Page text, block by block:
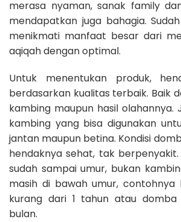
merasa nyaman, sanak family
mendapatkan juga bahagia.
menikmati manfaat besar dari
aqiqah dengan optimal.
Untuk menentukan produk,
berdasarkan kualitas terbaik. Baik
kambing maupun hasil olahannya.
kambing yang bisa digunakan
jantan maupun betina. Kondisi
hendaknya sehat, tak berpenyakit.
sudah sampai umur, bukan
masih di bawah umur, contohnya
kurang dari 1 tahun atau
bulan.